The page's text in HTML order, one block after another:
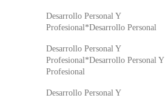
Desarrollo Personal Y
Profesional*Desarrollo Personal
Desarrollo Personal Y
Profesional*Desarrollo Personal Y
Profesional
Desarrollo Personal Y